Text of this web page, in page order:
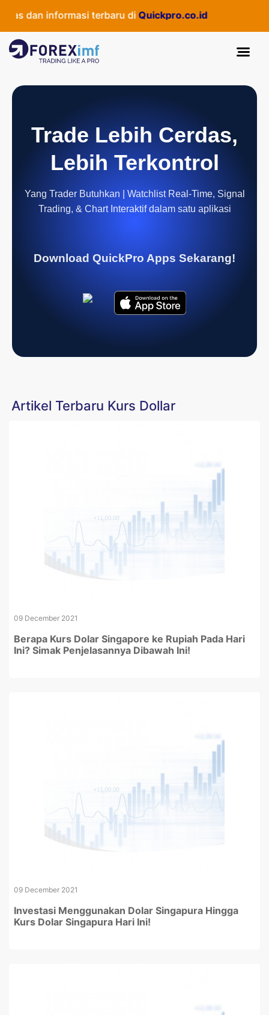
dan informasi terbaru di Quickpro.co.id
Trade Lebih Cerdas,
Lebih Terkontrol
Yang Trader Butuhkan | Watchlist Real-Time, Signal
Trading, & Chart Interaktif dalam satu aplikasi
Download QuickPro Apps Sekarang!
Artikel Terbaru Kurs Dollar
09 December 2021
Berapa Kurs Dolar Singapore ke Rupiah Pada Hari
Ini? Simak Penjelasannya Dibawah Ini!
09 December 2021
Investasi Menggunakan Dolar Singapura Hingga
Kurs Dolar Singapura Hari Ini!